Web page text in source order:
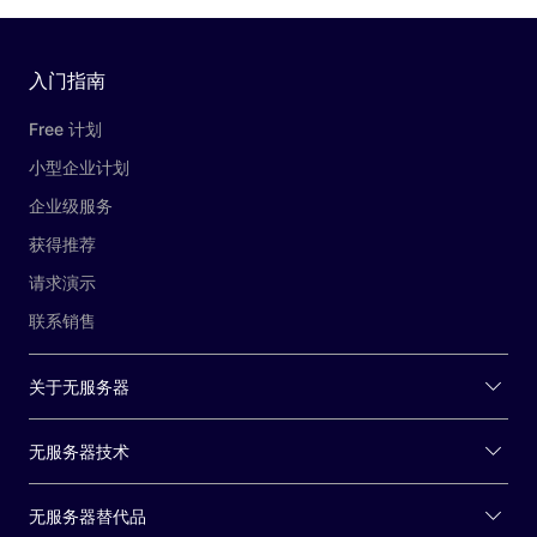
入门指南
Free 计划
小型企业计划
企业级服务
获得推荐
请求演示
联系销售
关于无服务器
无服务器技术
无服务器替代品